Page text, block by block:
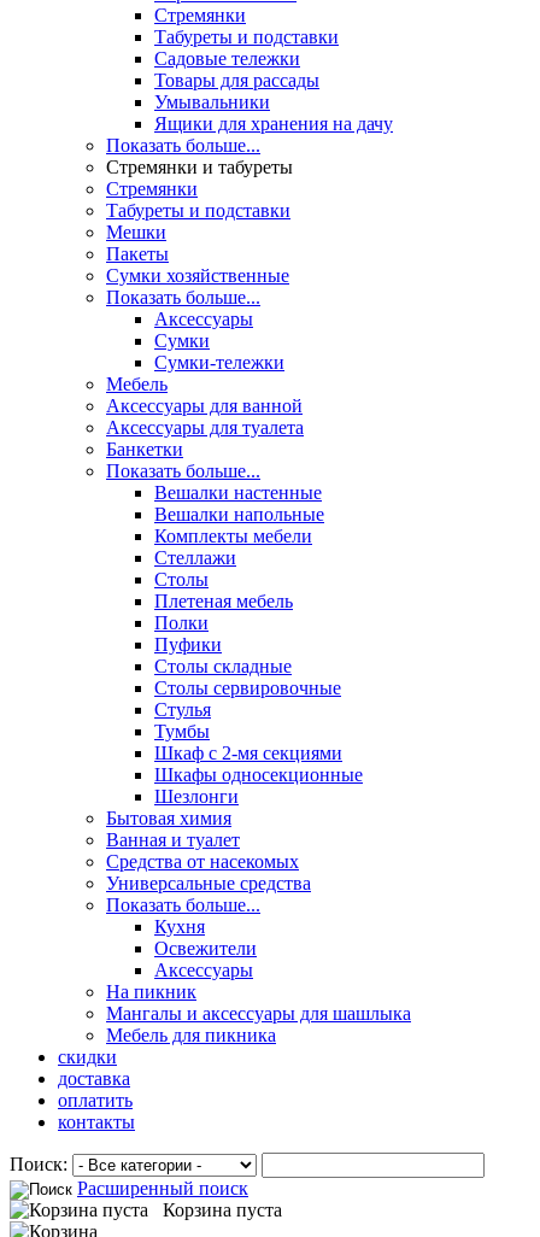
Стремянки
Табуреты и подставки
Садовые тележки
Товары для рассады
Умывальники
Ящики для хранения на дачу
Показать больше...
Стремянки и табуреты
Стремянки
Табуреты и подставки
Мешки
Пакеты
Сумки хозяйственные
Показать больше...
Аксессуары
Сумки
Сумки-тележки
Мебель
Аксессуары для ванной
Аксессуары для туалета
Банкетки
Показать больше...
Вешалки настенные
Вешалки напольные
Комплекты мебели
Стеллажи
Столы
Плетеная мебель
Полки
Пуфики
Столы складные
Столы сервировочные
Стулья
Тумбы
Шкаф с 2-мя секциями
Шкафы односекционные
Шезлонги
Бытовая химия
Ванная и туалет
Средства от насекомых
Универсальные средства
Показать больше...
Кухня
Освежители
Аксессуары
На пикник
Мангалы и аксессуары для шашлыка
Мебель для пикника
скидки
доставка
оплатить
контакты
Поиск:
Расширенный поиск
Корзина пуста